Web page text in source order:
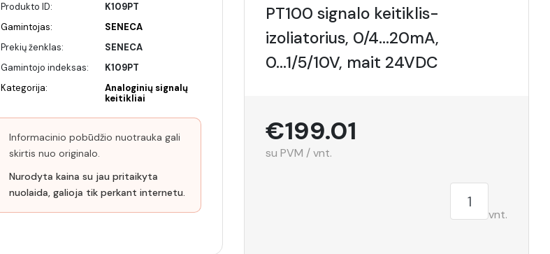
Produkto ID:
K109PT
Gamintojas:
SENECA
Prekių ženklas:
SENECA
Gamintojo indeksas:
K109PT
Kategorija:
Analoginių signalų
keitikliai
Informacinio pobūdžio nuotrauka gali
skirtis nuo originalo.
Nurodyta kaina su jau pritaikyta
nuolaida, galioja tik perkant internetu.
PT100 signalo keitiklis-
izoliatorius, 0/4...20mA,
0...1/5/10V, mait 24VDC
€199.01
su PVM / vnt.
vnt.